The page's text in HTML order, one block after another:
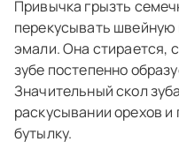
Привычка грызть
перекусывать швейную
эмали. Она стирается,
зубе постепенно
Значительный скол
раскусывании орехов
бутылку.